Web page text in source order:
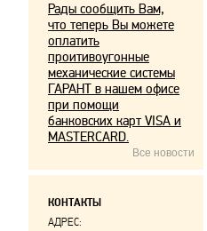
Рады сообщить Вам,
что теперь Вы можете
оплатить
проитивоугонные
механические системы
ГАРАНТ в нашем офисе
при помощи
банковских карт VISA и
MASTERCARD.
Все новости
КОНТАКТЫ
АДРЕС: